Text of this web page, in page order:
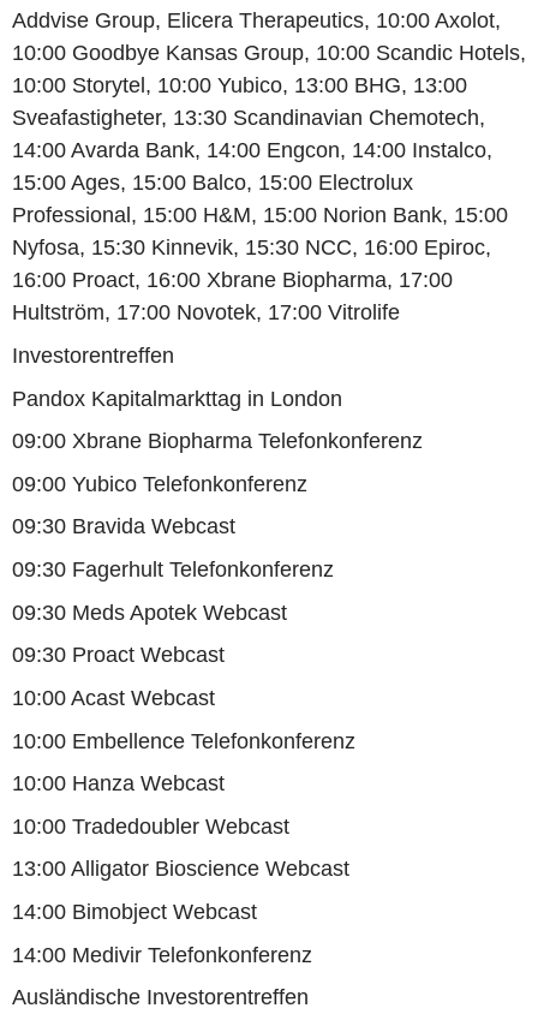
Addvise Group, Elicera Therapeutics, 10:00 Axolot,
10:00 Goodbye Kansas Group, 10:00 Scandic Hotels,
10:00 Storytel, 10:00 Yubico, 13:00 BHG, 13:00
Sveafastigheter, 13:30 Scandinavian Chemotech,
14:00 Avarda Bank, 14:00 Engcon, 14:00 Instalco,
15:00 Ages, 15:00 Balco, 15:00 Electrolux
Professional, 15:00 H&M, 15:00 Norion Bank, 15:00
Nyfosa, 15:30 Kinnevik, 15:30 NCC, 16:00 Epiroc,
16:00 Proact, 16:00 Xbrane Biopharma, 17:00
Hultström, 17:00 Novotek, 17:00 Vitrolife
Investorentreffen
Pandox Kapitalmarkttag in London
09:00 Xbrane Biopharma Telefonkonferenz
09:00 Yubico Telefonkonferenz
09:30 Bravida Webcast
09:30 Fagerhult Telefonkonferenz
09:30 Meds Apotek Webcast
09:30 Proact Webcast
10:00 Acast Webcast
10:00 Embellence Telefonkonferenz
10:00 Hanza Webcast
10:00 Tradedoubler Webcast
13:00 Alligator Bioscience Webcast
14:00 Bimobject Webcast
14:00 Medivir Telefonkonferenz
Ausländische Investorentreffen